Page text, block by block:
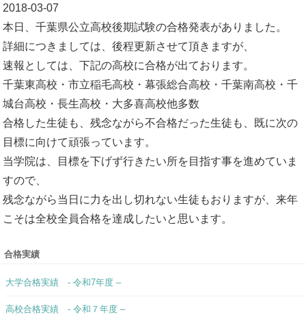
2018-03-07
本日、千葉県公立高校後期試験の合格発表がありました。
詳細につきましては、後程更新させて頂きますが、
速報としては、下記の高校に合格が出ております。
千葉東高校・市立稲毛高校・幕張総合高校・千葉南高校・千
城台高校・長生高校・大多喜高校他多数
合格した生徒も、残念ながら不合格だった生徒も、既に次の
目標に向けて頑張っています。
当学院は、目標を下げず行きたい所を目指す事を進めていま
すので、
残念ながら当日に力を出し切れない生徒もおりますが、来年
こそは全校全員合格を達成したいと思います。
合格実績
大学合格実績 - 令和7年度 –
高校合格実績 - 令和７年度 –